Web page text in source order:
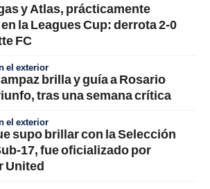
y Atlas, prácticamente
la Leagues Cup: derrota 2-0
FC
el exterior
brilla y guía a Rosario
tras una semana crítica
el exterior
supo brillar con la Selección
17, fue oficializado por
United